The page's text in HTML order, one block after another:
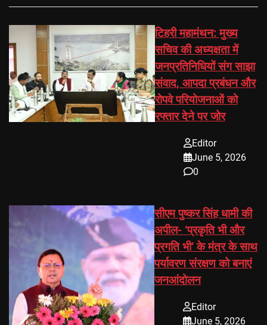
टिहरी महामंथन: मुख्य
सचिव की अध्यक्षता में
जनप्रतिनिधियों संग साझा
संवाद, आपदा प्रबंधन और
रोपवे परियोजनाओं को
रफ्तार देने पर जोर
Editor
June 5, 2026
0
सीएम पुष्कर सिंह धामी की
अपील- ‘प्रकृति भी और
प्रगति भी’ के मंत्र के साथ
पर्यावरण संरक्षण को बनाएं
जनआंदोलन
Editor
June 5, 2026